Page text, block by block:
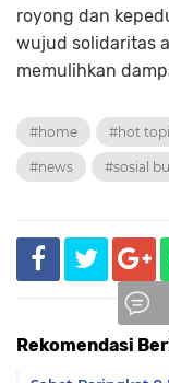
royong dan
wujud solidaritas
memulihkan
#home #hot
#news #sosial
Rekomendasi